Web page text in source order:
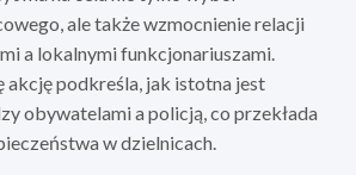
ale także wzmocnienie relacji
a lokalnymi funkcjonariuszami.
akcję podkreśla, jak istotna jest
obywatelami a policją, co przekłada
w dzielnicach.